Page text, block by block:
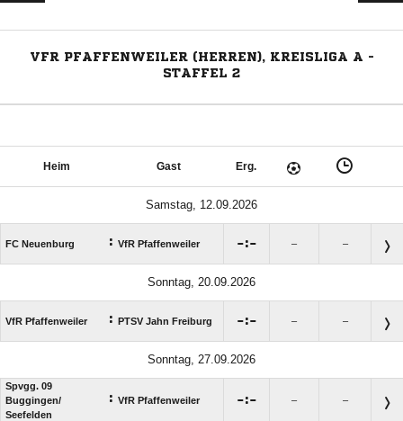
VFR PFAFFENWEILER (HERREN), KREISLIGA A -
STAFFEL 2
Heim Gast Erg.
Samstag, 12.09.2026
FC Neuenburg : VfR Pfaffenweiler : – –
Sonntag, 20.09.2026
VfR Pfaffenweiler : PTSV Jahn Freiburg : – –
Sonntag, 27.09.2026
Spvgg. 09
Buggingen/​
Seefelden
: VfR Pfaffenweiler : – –